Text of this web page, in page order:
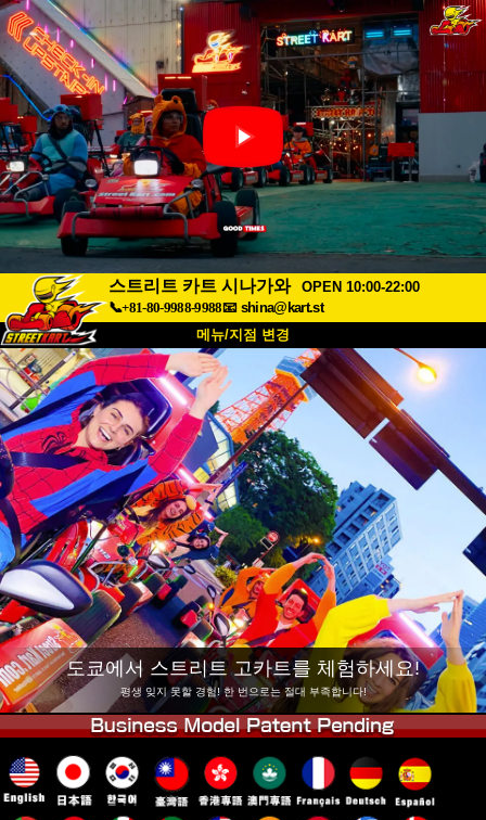
스트리트 카트 시나가와
OPEN 10:00-22:00
📞+81-80-9988-9988📧 shina@kart.st
메뉴/지점 변경
최상단
소개 사양 가격
접근성 고객 리뷰 자주 묻는 질문
회사 정보 예약
지점 변경
도쿄 시나가와 #1 도쿄 아키하바라#1
도쿄 아키하바라#2 도쿄 시부야
도쿄 시부야 애넥스 도쿄 베이
도쿄 아사쿠사 오사카
오키나와
도쿄에서 스트리트 고카트를 체험하세요!
평생 잊지 못할 경험! 한 번으로는 절대 부족합니다!